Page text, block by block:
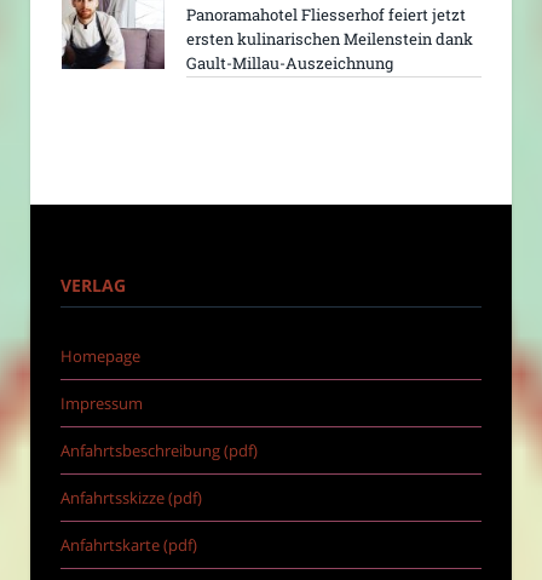
Panoramahotel Fliesserhof feiert jetzt
ersten kulinarischen Meilenstein dank
Gault-Millau-Auszeichnung
VERLAG
Homepage
Impressum
Anfahrtsbeschreibung (pdf)
Anfahrtsskizze (pdf)
Anfahrtskarte (pdf)